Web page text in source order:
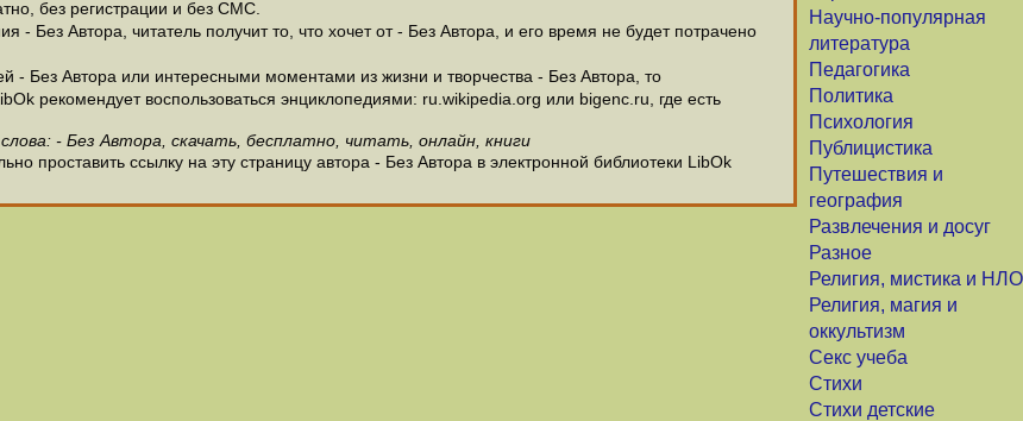
Научно-популярная
литература
Педагогика
Политика
Психология
Публицистика
Путешествия и
география
Развлечения и досуг
Разное
Религия, мистика и НЛО
Религия, магия и
оккультизм
Секс учеба
Стихи
Стихи детские
без регистрации и без СМС.
- Без Автора, читатель получит то, что хочет от - Без Автора, и его время не будет потрачено
- Без Автора или интересными моментами из жизни и творчества - Без Автора, то
рекомендует воспользоваться энциклопедиями: ru.wikipedia.org или bigenc.ru, где есть
- Без Автора, скачать, бесплатно, читать, онлайн, книги
проставить ссылку на эту страницу автора - Без Автора в электронной библиотеки LibOk